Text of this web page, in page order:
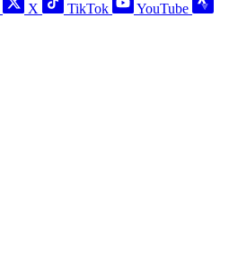
X TikTok
YouTube